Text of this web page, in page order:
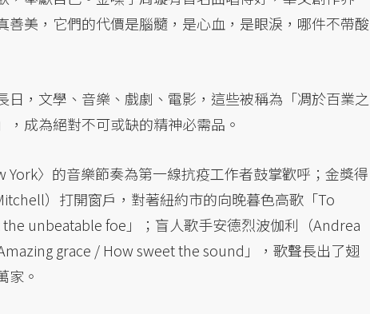
善美，它們的代價是腦髓，是心血，是眼淚，哪件不帶酸
日，文學、音樂、戲劇、電影，這些被稱為「凋於百業之
成為絕對不可或缺的精神必需品。
York〉的音樂節奏為第一線抗疫工作者鼓掌歡呼；金獎得
）打開窗戶，對著紐約市的向晚暮色高歌「To
unbeatable foe」；盲人歌手安德烈波伽利（Andrea
grace / How sweet the sound」，歌聲長出了翅
家。